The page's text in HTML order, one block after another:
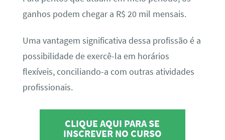
ganhos podem chegar a R$ 20 mil mensais.
Uma vantagem significativa dessa profissão é a
possibilidade de exercê-la em horários
flexíveis, conciliando-a com outras atividades
profissionais.
CLIQUE AQUI PARA SE
INSCREVER NO CURSO